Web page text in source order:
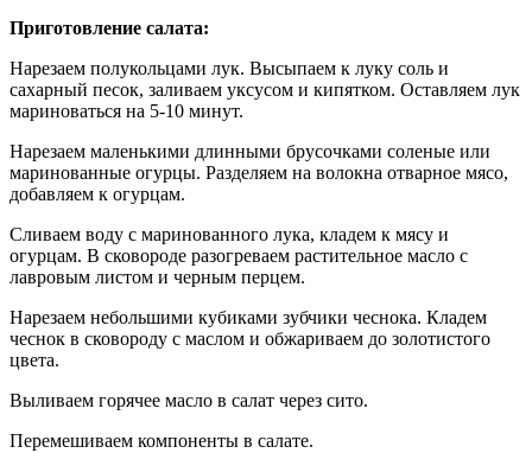
Приготовление салата:
Нарезаем полукольцами лук. Высыпаем к луку соль и
сахарный песок, заливаем уксусом и кипятком. Оставляем лук
мариноваться на 5-10 минут.
Нарезаем маленькими длинными брусочками соленые или
маринованные огурцы. Разделяем на волокна отварное мясо,
добавляем к огурцам.
Сливаем воду с маринованного лука, кладем к мясу и
огурцам. В сковороде разогреваем растительное масло с
лавровым листом и черным перцем.
Нарезаем небольшими кубиками зубчики чеснока. Кладем
чеснок в сковороду с маслом и обжариваем до золотистого
цвета.
Выливаем горячее масло в салат через сито.
Перемешиваем компоненты в салате.